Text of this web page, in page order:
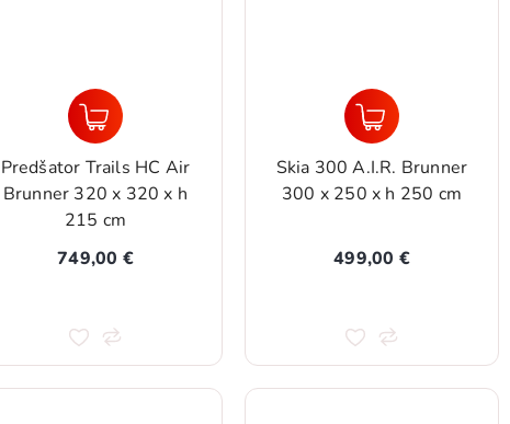
Predšator Trails HC Air
Brunner 320 x 320 x h
215 cm
749,00 €
Skia 300 A.I.R. Brunner
300 x 250 x h 250 cm
499,00 €